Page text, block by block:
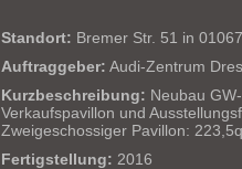
Standort: Bremer Str. 51 in
Auftraggeber: Audi-Zentrum
Kurzbeschreibung: Neubau
Verkaufspavillon und
Zweigeschossiger Pavillon:
Fertigstellung: 2016